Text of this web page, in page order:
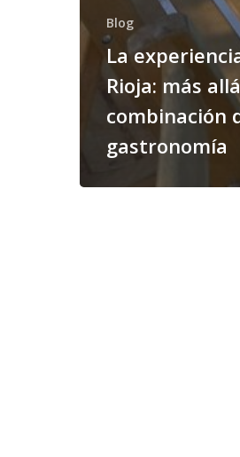
Blog
La
Rioja: más
combinación
gastronomía